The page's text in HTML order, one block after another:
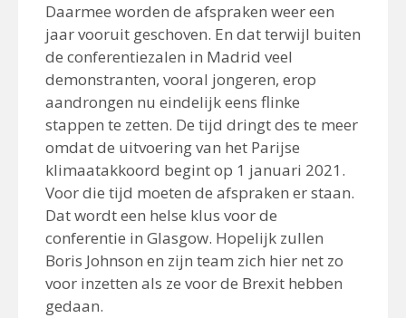
Daarmee worden de afspraken weer een
jaar vooruit geschoven. En dat terwijl buiten
de conferentiezalen in Madrid veel
demonstranten, vooral jongeren, erop
aandrongen nu eindelijk eens flinke
stappen te zetten. De tijd dringt des te meer
omdat de uitvoering van het Parijse
klimaatakkoord begint op 1 januari 2021.
Voor die tijd moeten de afspraken er staan.
Dat wordt een helse klus voor de
conferentie in Glasgow. Hopelijk zullen
Boris Johnson en zijn team zich hier net zo
voor inzetten als ze voor de Brexit hebben
gedaan.